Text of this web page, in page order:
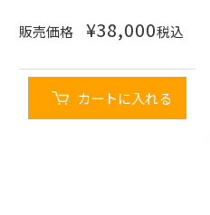
販売価格 ¥38,000税込
カートに入れる